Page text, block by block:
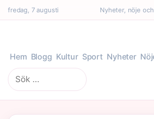
fredag, 7 augusti Nyheter, nöje
Hem Blogg Kultur Sport Nyheter
Sök
efter: